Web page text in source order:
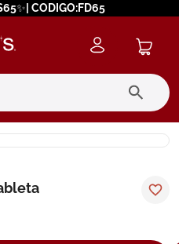
CODIGO:FD65